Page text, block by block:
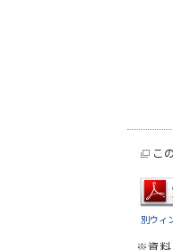
こ
別ウィ